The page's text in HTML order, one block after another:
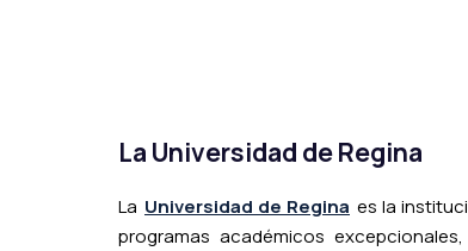
La Universidad de Regina
La Universidad de Regina es la
programas académicos